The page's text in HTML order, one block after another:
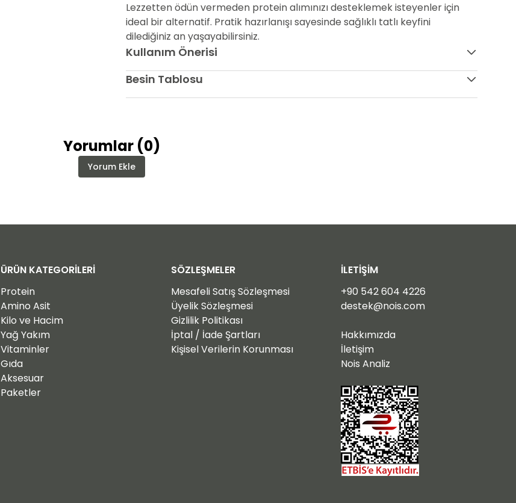
Lezzetten ödün vermeden protein alımınızı desteklemek isteyenler için
ideal bir alternatif. Pratik hazırlanışı sayesinde sağlıklı tatlı keyfini
dilediğiniz an yaşayabilirsiniz.
Kullanım Önerisi
Besin Tablosu
Yorumlar(0)
Yorum Ekle
ÜRÜN KATEGORİLERİ
Protein
Amino Asit
Kilo ve Hacim
Yağ Yakım
Vitaminler
Gıda
Aksesuar
Paketler
SÖZLEŞMELER
Mesafeli Satış Sözleşmesi
Üyelik Sözleşmesi
Gizlilik Politikası
İptal / İade Şartları
Kişisel Verilerin Korunması
İLETİŞİM
+90 542 604 4226
destek@nois.com
Hakkımızda
İletişim
Nois Analiz